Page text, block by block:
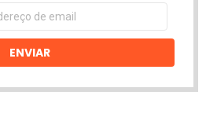
ENVIAR